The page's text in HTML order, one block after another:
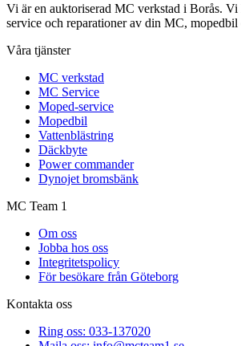
Vi är en auktoriserad MC verkstad i Borås. Vi
service och reparationer av din MC, mopedbil
Våra tjänster
MC verkstad
MC Service
Moped-service
Mopedbil
Vattenblästring
Däckbyte
Power commander
Dynojet bromsbänk
MC Team 1
Om oss
Jobba hos oss
Integritetspolicy
För besökare från Göteborg
Kontakta oss
Ring oss: 033-137020